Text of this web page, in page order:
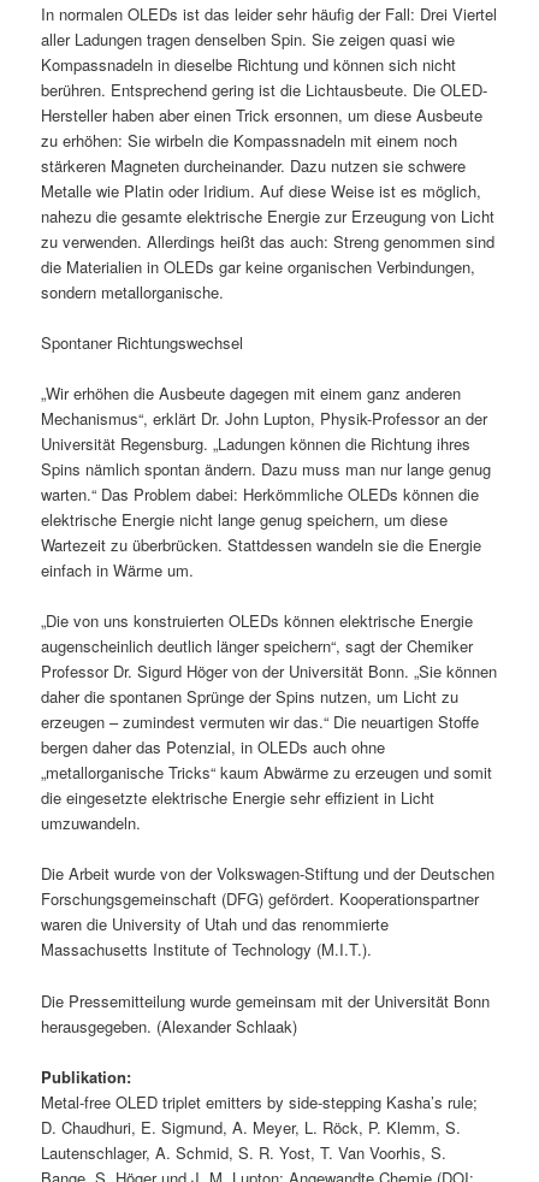
In normalen OLEDs ist das leider sehr häufig der Fall: Drei Viertel
aller Ladungen tragen denselben Spin. Sie zeigen quasi wie
Kompassnadeln in dieselbe Richtung und können sich nicht
berühren. Entsprechend gering ist die Lichtausbeute. Die OLED-
Hersteller haben aber einen Trick ersonnen, um diese Ausbeute
zu erhöhen: Sie wirbeln die Kompassnadeln mit einem noch
stärkeren Magneten durcheinander. Dazu nutzen sie schwere
Metalle wie Platin oder Iridium. Auf diese Weise ist es möglich,
nahezu die gesamte elektrische Energie zur Erzeugung von Licht
zu verwenden. Allerdings heißt das auch: Streng genommen sind
die Materialien in OLEDs gar keine organischen Verbindungen,
sondern metallorganische.
Spontaner Richtungswechsel
„Wir erhöhen die Ausbeute dagegen mit einem ganz anderen
Mechanismus“, erklärt Dr. John Lupton, Physik-Professor an der
Universität Regensburg. „Ladungen können die Richtung ihres
Spins nämlich spontan ändern. Dazu muss man nur lange genug
warten.“ Das Problem dabei: Herkömmliche OLEDs können die
elektrische Energie nicht lange genug speichern, um diese
Wartezeit zu überbrücken. Stattdessen wandeln sie die Energie
einfach in Wärme um.
„Die von uns konstruierten OLEDs können elektrische Energie
augenscheinlich deutlich länger speichern“, sagt der Chemiker
Professor Dr. Sigurd Höger von der Universität Bonn. „Sie können
daher die spontanen Sprünge der Spins nutzen, um Licht zu
erzeugen – zumindest vermuten wir das.“ Die neuartigen Stoffe
bergen daher das Potenzial, in OLEDs auch ohne
„metallorganische Tricks“ kaum Abwärme zu erzeugen und somit
die eingesetzte elektrische Energie sehr effizient in Licht
umzuwandeln.
Die Arbeit wurde von der Volkswagen-Stiftung und der Deutschen
Forschungsgemeinschaft (DFG) gefördert. Kooperationspartner
waren die University of Utah und das renommierte
Massachusetts Institute of Technology (M.I.T.).
Die Pressemitteilung wurde gemeinsam mit der Universität Bonn
herausgegeben. (Alexander Schlaak)
Publikation:
Metal-free OLED triplet emitters by side-stepping Kasha’s rule;
D. Chaudhuri, E. Sigmund, A. Meyer, L. Röck, P. Klemm, S.
Lautenschlager, A. Schmid, S. R. Yost, T. Van Voorhis, S.